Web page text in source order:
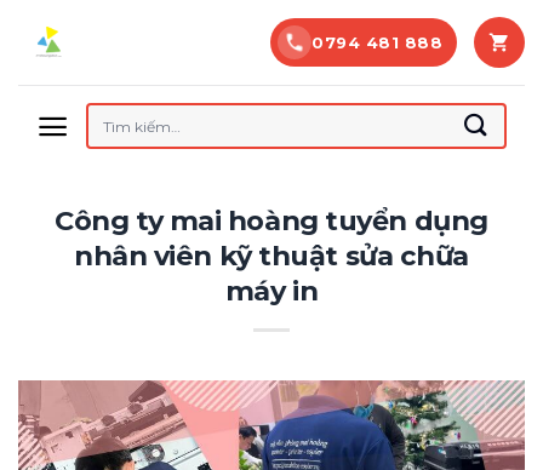
0794 481 888
Tìm
kiếm:
Công ty mai hoàng tuyển dụng
nhân viên kỹ thuật sửa chữa
máy in